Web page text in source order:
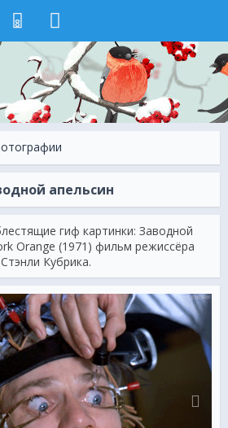
8
апельсин
гиф картинки: Заводной
Orange (1971) фильм режиссёра
Стэнли Кубрика.